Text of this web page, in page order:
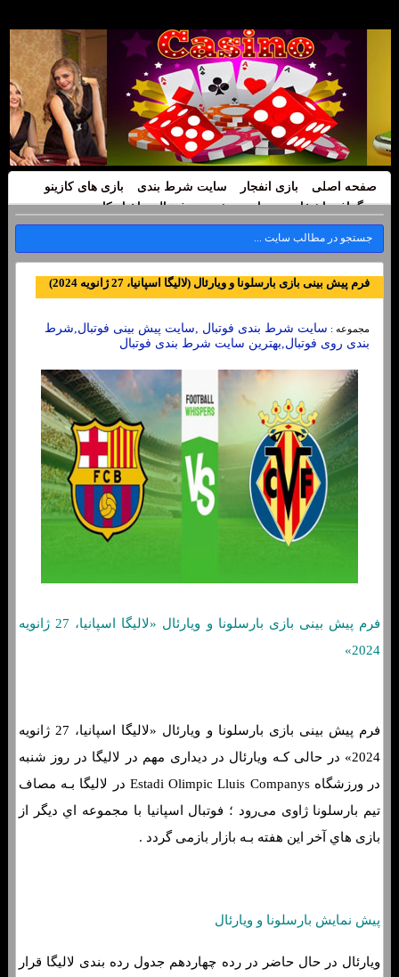
صفحه اصلی بازی انفجار سایت شرط بندی
بازی های کازینو
بیوگرافی اشخاص
سایت پیش بینی فوتبال اخبار کازینو
فرم پیش بینی بازی بارسلونا و ویارئال (لالیگا اسپانیا، 27 ژانویه 2024)
مجموعه : سایت شرط بندی فوتبال ,سایت پیش بینی فوتبال,شرط
بندی روی فوتبال,بهترین سایت شرط بندی فوتبال
فرم پیش بینی بازی بارسلونا و ویارئال «لالیگا اسپانیا، 27 ژانویه
2024»
فرم پیش بینی بازی بارسلونا و ویارئال «لالیگا اسپانیا، 27 ژانویه
2024» در حالی کـه ویارئال در دیداری مهم در لالیگا در روز شنبه
در ورزشگاه Estadi Olimpic Lluis Companys در لالیگا بـه مصاف
تیم بارسلونا ژاوی می‌رود ؛ فوتبال اسپانیا با مجموعه اي دیگر از
بازی هاي‌ آخر این هفته بـه بازار بازمی گردد .
پیش نمایش بارسلونا و ویارئال
ویارئال در حال حاضر در رده چهاردهم جدول رده بندی لالیگا قرار